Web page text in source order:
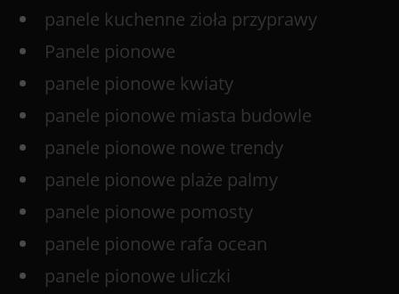
panele kuchenne zioła przyprawy
Panele pionowe
panele pionowe kwiaty
panele pionowe miasta budowle
panele pionowe nowe trendy
panele pionowe plaże palmy
panele pionowe pomosty
panele pionowe rafa ocean
panele pionowe uliczki